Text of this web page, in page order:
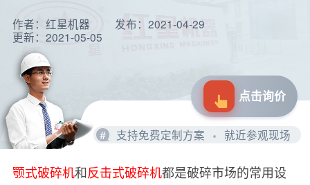
作者：红星机器
发布：2021-04-29
更新：2021-05-05
点击询价
# 支持免费定制方案 就近参观现场
颚式破碎机和反击式破碎机都是破碎市场的常用设